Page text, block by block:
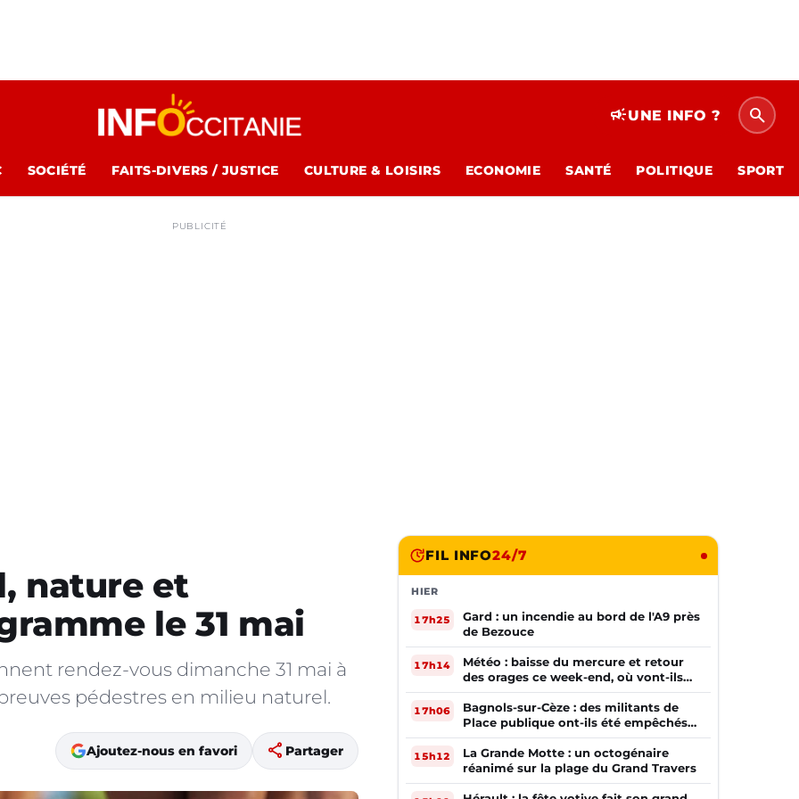
campaignUNE INFO ? search
SOCIÉTÉ FAITS-DIVERS / JUSTICE CULTURE & LOISIRS ECONOMIE SANTÉ POLITIQUE SPORT
PUBLICITÉ
nature et
le 31 mai
rendez-vous dimanche 31 mai à
pédestres en milieu naturel.
Ajoutez-nous en favori share Partager
FIL INFO24/7
HIER
17h25
Gard : un incendie au bord de l'A9 près
de Bezouce
17h14
Météo : baisse du mercure et retour
des orages ce week-end, où vont-ils
frapper ?
17h06
Bagnols-sur-Cèze : des militants de
Place publique ont-ils été empêchés
de tracter par la mairie ?
15h12
La Grande Motte : un octogénaire
réanimé sur la plage du Grand Travers